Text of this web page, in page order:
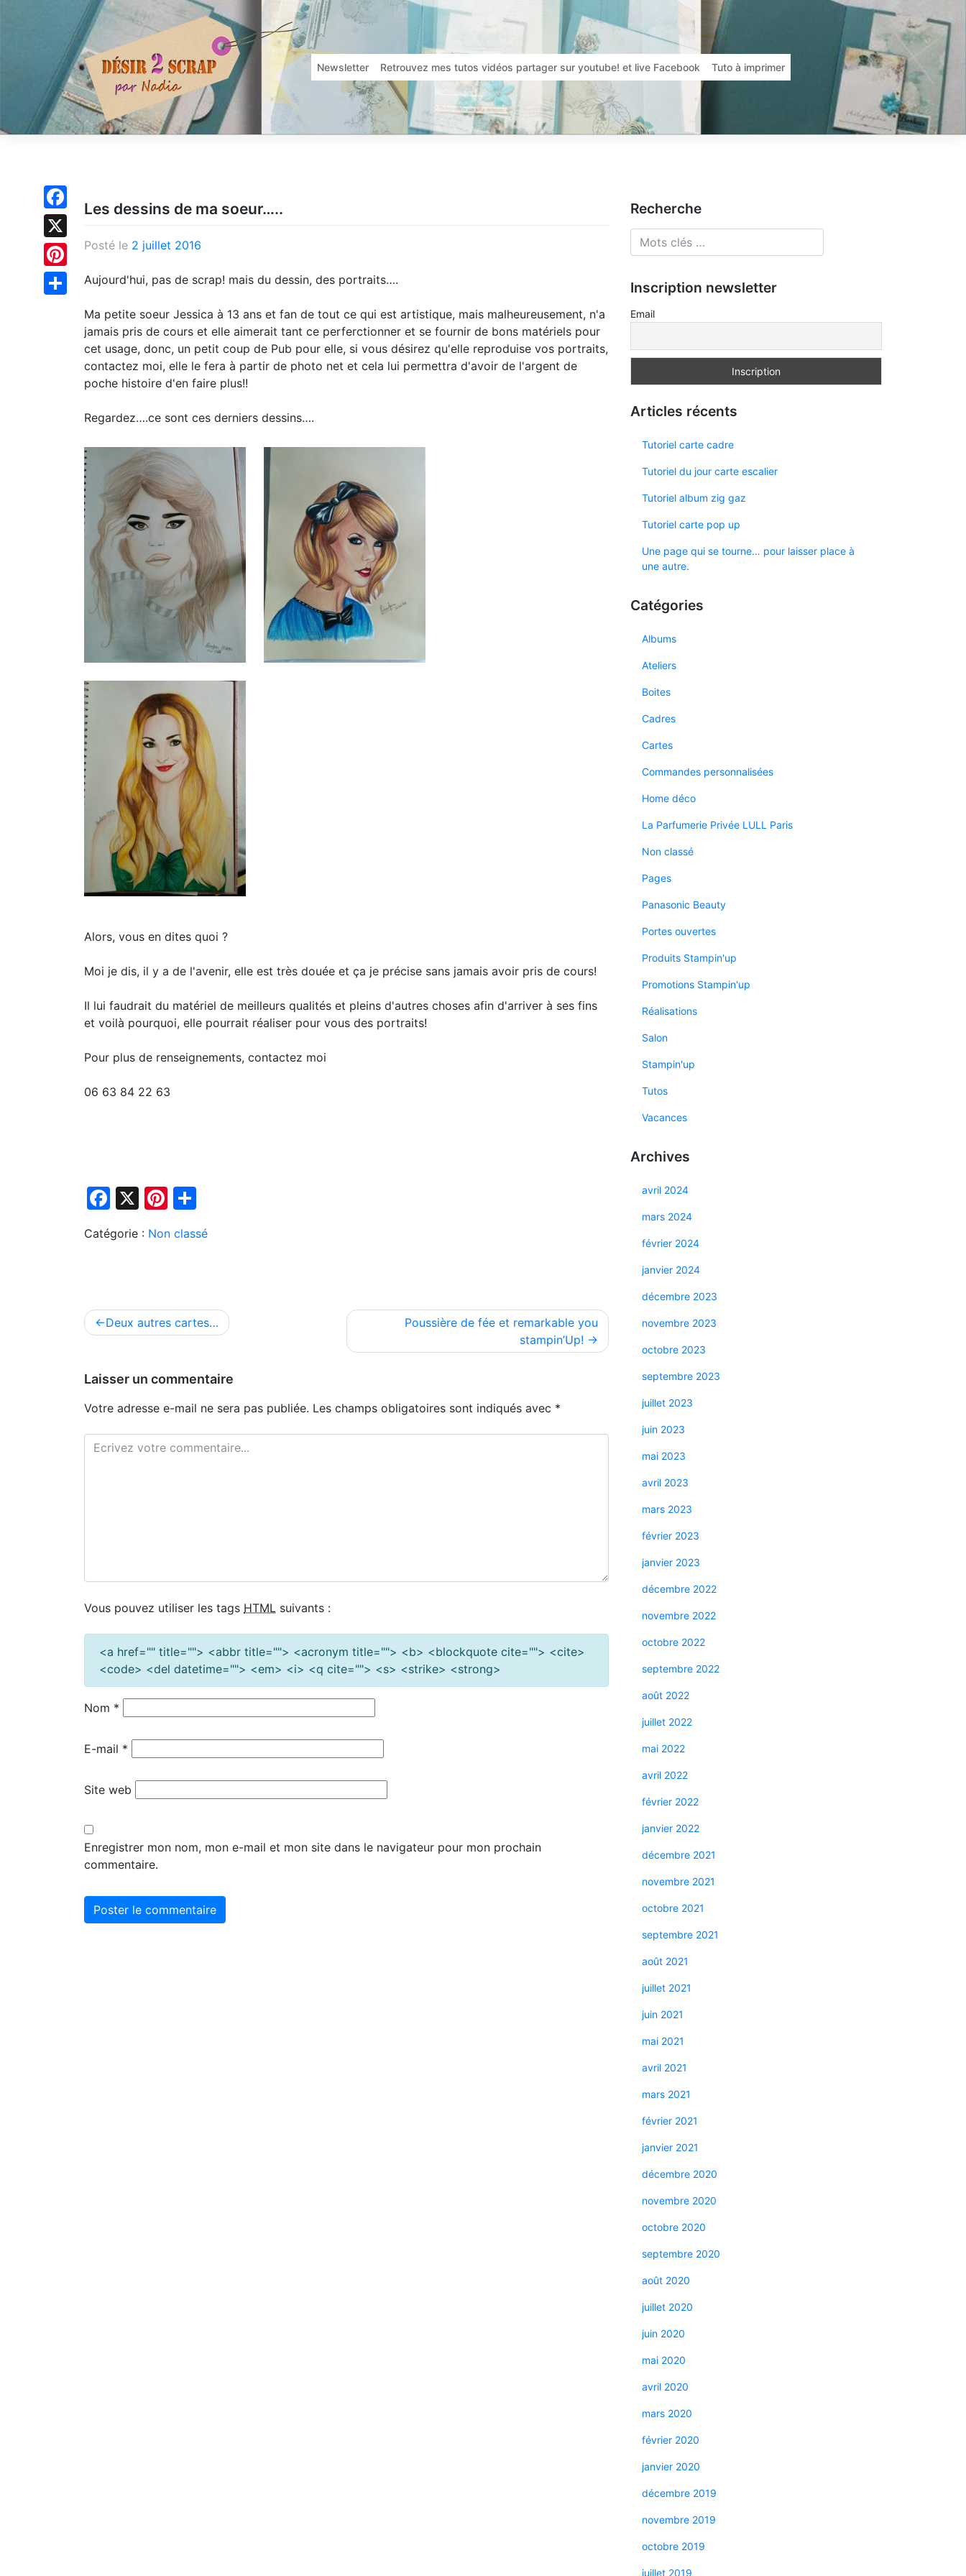
Newsletter Retrouvez mes tutos vidéos partager sur youtube! et live Facebook Tuto à imprimer
Les dessins de ma soeur…..
Posté le 2 juillet 2016
Aujourd'hui, pas de scrap! mais du dessin, des portraits….
Ma petite soeur Jessica à 13 ans et fan de tout ce qui est artistique, mais malheureusement, n'a
jamais pris de cours et elle aimerait tant ce perferctionner et se fournir de bons matériels pour
cet usage, donc, un petit coup de Pub pour elle, si vous désirez qu'elle reproduise vos portraits,
contactez moi, elle le fera à partir de photo net et cela lui permettra d'avoir de l'argent de
poche histoire d'en faire plus!!
Regardez….ce sont ces derniers dessins….
Alors, vous en dites quoi ?
Moi je dis, il y a de l'avenir, elle est très douée et ça je précise sans jamais avoir pris de cours!
Il lui faudrait du matériel de meilleurs qualités et pleins d'autres choses afin d'arriver à ses fins
et voilà pourquoi, elle pourrait réaliser pour vous des portraits!
Pour plus de renseignements, contactez moi
06 63 84 22 63
Facebook
X Pinterest
Catégorie : Non classé
Navigation
de
Deux autres cartes…
Poussière de fée et remarkable you
stampin’Up!
Laisser un commentaire
Votre adresse e-mail ne sera pas publiée. Les champs obligatoires sont indiqués avec *
Vous pouvez utiliser les tags HTML suivants :
<a href="" title=""> <abbr title=""> <acronym title=""> <b> <blockquote cite=""> <cite>
<code> <del datetime=""> <em> <i> <q cite=""> <s> <strike> <strong>
Nom *
E-mail *
Site web
Enregistrer mon nom, mon e-mail et mon site dans le navigateur pour mon prochain
commentaire.
Facebook
X
Pinterest
Partager
Recherche
Inscription newsletter
Email
Articles récents
Tutoriel carte cadre
Tutoriel du jour carte escalier
Tutoriel album zig gaz
Tutoriel carte pop up
Une page qui se tourne… pour laisser place à
une autre.
Catégories
Albums
Ateliers
Boites
Cadres
Cartes
Commandes personnalisées
Home déco
La Parfumerie Privée LULL Paris
Non classé
Pages
Panasonic Beauty
Portes ouvertes
Produits Stampin'up
Promotions Stampin'up
Réalisations
Salon
Stampin'up
Tutos
Vacances
Archives
avril 2024
mars 2024
février 2024
janvier 2024
décembre 2023
novembre 2023
octobre 2023
septembre 2023
juillet 2023
juin 2023
mai 2023
avril 2023
mars 2023
février 2023
janvier 2023
décembre 2022
novembre 2022
octobre 2022
septembre 2022
août 2022
juillet 2022
mai 2022
avril 2022
février 2022
janvier 2022
décembre 2021
novembre 2021
octobre 2021
septembre 2021
août 2021
juillet 2021
juin 2021
mai 2021
avril 2021
mars 2021
février 2021
janvier 2021
décembre 2020
novembre 2020
octobre 2020
septembre 2020
août 2020
juillet 2020
juin 2020
mai 2020
avril 2020
mars 2020
février 2020
janvier 2020
décembre 2019
novembre 2019
octobre 2019
juillet 2019